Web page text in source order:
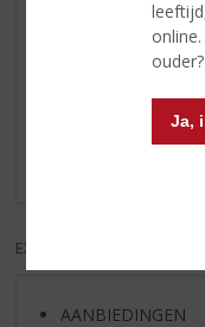
ouder?
Ja,
Reviews
Schrijf een review
EXCL. BTW
AANBIEDINGEN